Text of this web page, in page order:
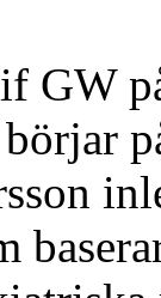
GW